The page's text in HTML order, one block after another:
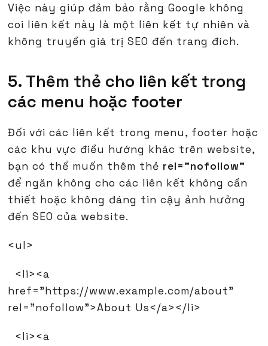
Việc này giúp đảm bảo rằng Google không
coi liên kết này là một liên kết tự nhiên và
không truyền giá trị SEO đến trang đích.
5. Thêm thẻ cho liên kết trong
các menu hoặc footer
Đối với các liên kết trong menu, footer hoặc
các khu vực điều hướng khác trên website,
bạn có thể muốn thêm thẻ rel="nofollow"
để ngăn không cho các liên kết không cần
thiết hoặc không đáng tin cậy ảnh hưởng
đến SEO của website.
<ul>
<li><a
href="https://www.example.com/about"
rel="nofollow">About Us</a></li>
<li><a